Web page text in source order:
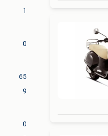
1
0
65
9
0